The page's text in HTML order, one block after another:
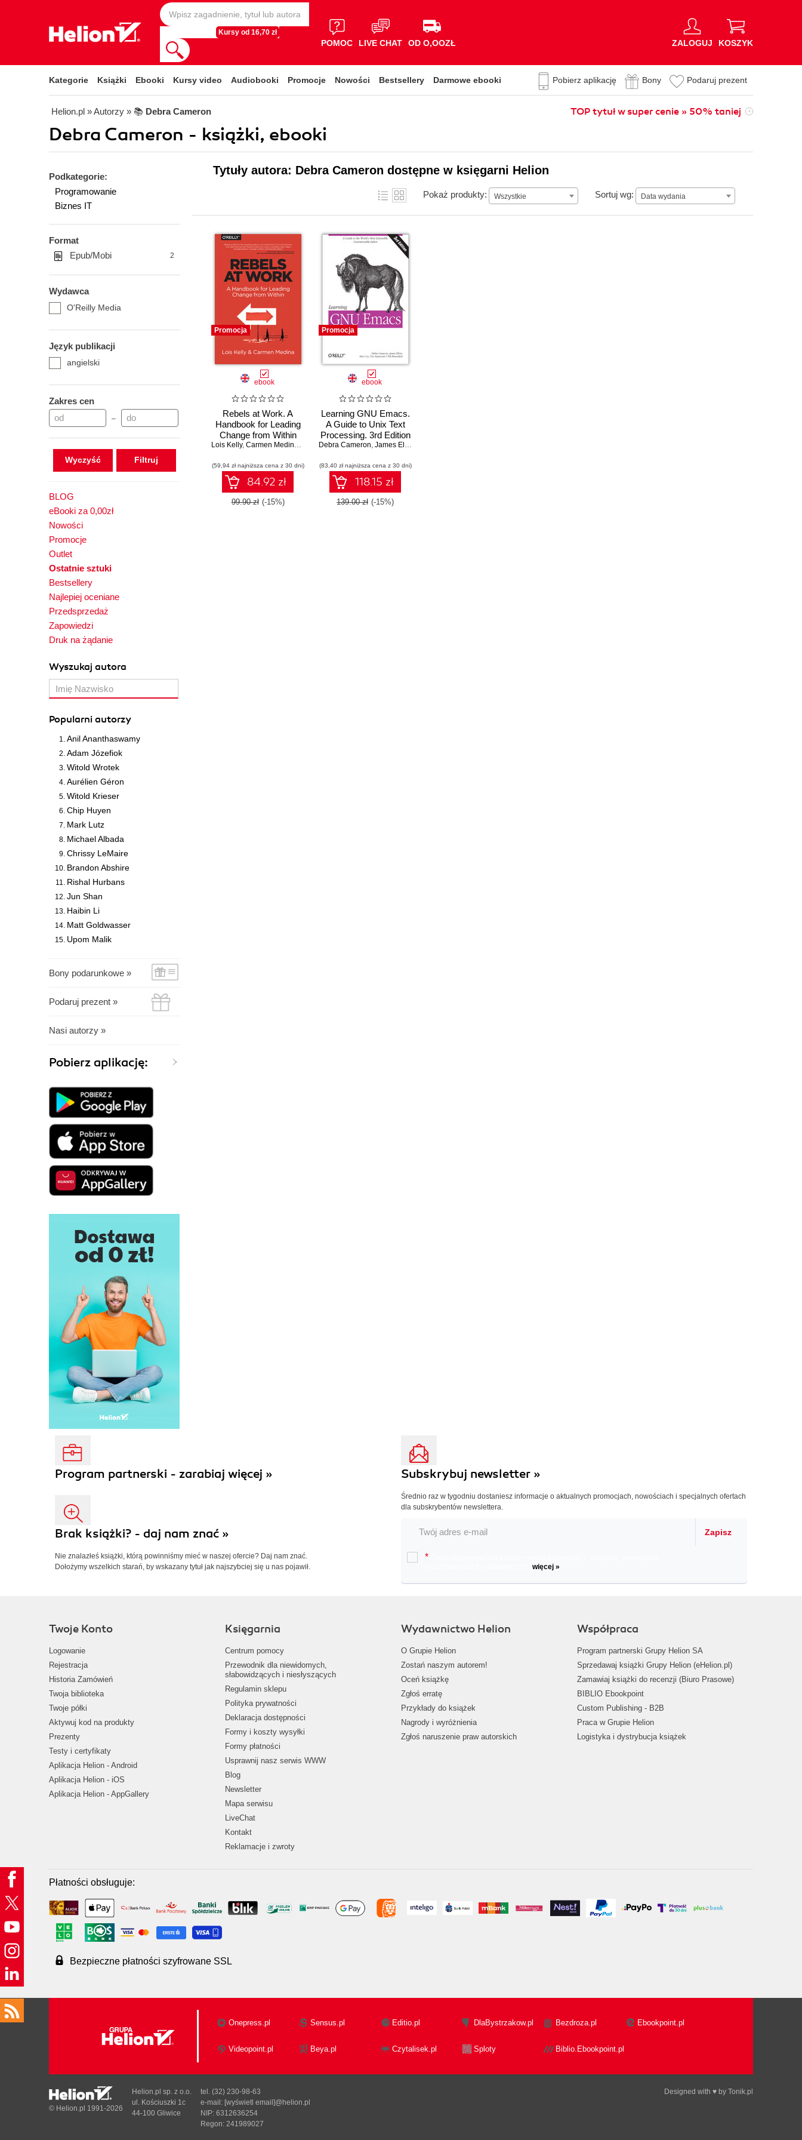
Kursy od 16,70 zł
POMOC LIVE CHAT OD O,OOZŁ ZALOGUJ KOSZYK
Kategorie Książki Ebooki Kursy video Audiobooki Promocje Nowości Bestsellery Darmowe ebooki Pobierz aplikację Bony Podaruj prezent
Helion.pl » Autorzy » 📚 Debra Cameron TOP tytuł w super cenie » 50% taniej
Debra Cameron - książki, ebooki
Podkategorie:
Programowanie
Biznes IT
Format
Epub/Mobi
2
Wydawca
O'Reilly Media
Język publikacji
angielski
Zakres cen
–
Wyczyść
BLOG
eBooki za 0,00zł
Nowości
Promocje
Outlet
Ostatnie sztuki
Bestsellery
Najlepiej oceniane
Przedsprzedaż
Zapowiedzi
Druk na żądanie
Wyszukaj autora
Popularni autorzy
Anil Ananthaswamy
Adam Józefiok
Witold Wrotek
Aurélien Géron
Witold Krieser
Chip Huyen
Mark Lutz
Michael Albada
Chrissy LeMaire
Brandon Abshire
Rishal Hurbans
Jun Shan
Haibin Li
Matt Goldwasser
Upom Malik
Bony podarunkowe »
Podaruj prezent »
Nasi autorzy »
Pobierz aplikację:
Tytuły autora: Debra Cameron dostępne w księgarni Helion
Pokaż produkty: Wszystkie Sortuj wg: Data wydania
Data wydania
Promocja
ebook
Rebels at Work. A
Handbook for Leading
Change from Within
Lois Kelly, Carmen Medina , Debra Cameron
(59,94 zł najniższa cena z 30 dni)
84.92 zł
99.90 zł (-15%)
Promocja
ebook
Learning GNU Emacs.
A Guide to Unix Text
Processing. 3rd Edition
Debra Cameron, James Elliott
(83,40 zł najniższa cena z 30 dni)
118.15 zł
139.00 zł (-15%)
Program partnerski - zarabiaj więcej »
Brak książki? - daj nam znać »
Nie znalazłeś książki, którą powinniśmy mieć w naszej ofercie? Daj nam znać.
Dołożymy wszelkich starań, by wskazany tytuł jak najszybciej się u nas pojawił.
Subskrybuj newsletter »
Średnio raz w tygodniu dostaniesz informacje o aktualnych promocjach, nowościach i specjalnych ofertach
dla subskrybentów newslettera.
Zapisz
*
więcej »
Twoje Konto
Logowanie
Rejestracja
Historia Zamówień
Twoja biblioteka
Twoje półki
Aktywuj kod na produkty
Prezenty
Testy i certyfikaty
Aplikacja Helion - Android
Aplikacja Helion - iOS
Aplikacja Helion - AppGallery
Księgarnia
Centrum pomocy
Przewodnik dla niewidomych,
słabowidzących i niesłyszących
Regulamin sklepu
Polityka prywatności
Deklaracja dostępności
Formy i koszty wysyłki
Formy płatności
Usprawnij nasz serwis WWW
Blog
Newsletter
Mapa serwisu
LiveChat
Kontakt
Reklamacje i zwroty
Wydawnictwo Helion
O Grupie Helion
Zostań naszym autorem!
Oceń książkę
Zgłoś erratę
Przykłady do książek
Nagrody i wyróżnienia
Zgłoś naruszenie praw autorskich
Współpraca
Program partnerski Grupy Helion SA
Sprzedawaj książki Grupy Helion (eHelion.pl)
Zamawiaj książki do recenzji (Biuro Prasowe)
BIBLIO Ebookpoint
Custom Publishing - B2B
Praca w Grupie Helion
Logistyka i dystrybucja książek
Płatności obsługuje:
Bezpieczne płatności szyfrowane SSL
Onepress.pl Sensus.pl Editio.pl DlaBystrzakow.pl Bezdroza.pl Ebookpoint.pl
Videopoint.pl Beya.pl Czytalisek.pl Sploty Biblio.Ebookpoint.pl
Designed with ♥ by Tonik.pl
© Helion.pl 1991-2026
Helion.pl sp. z o.o.
ul. Kościuszki 1c
44-100 Gliwice
tel. (32) 230-98-63
e-mail: [wyświetl email]@helion.pl
NIP: 6312636254
Regon: 241989027